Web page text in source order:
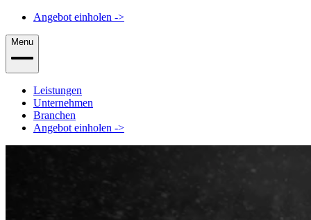
Angebot einholen ->
Menu
Leistungen
Unternehmen
Branchen
Angebot einholen ->